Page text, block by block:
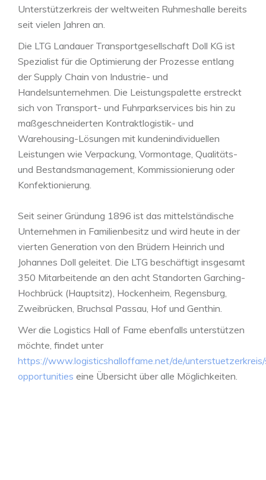
Unterstützerkreis der weltweiten Ruhmeshalle bereits
seit vielen Jahren an.
Die LTG Landauer Transportgesellschaft Doll KG ist
Spezialist für die Optimierung der Prozesse entlang
der Supply Chain von Industrie- und
Handelsunternehmen. Die Leistungspalette erstreckt
sich von Transport- und Fuhrparkservices bis hin zu
maßgeschneiderten Kontraktlogistik- und
Warehousing-Lösungen mit kundenindividuellen
Leistungen wie Verpackung, Vormontage, Qualitäts-
und Bestandsmanagement, Kommissionierung oder
Konfektionierung.
Seit seiner Gründung 1896 ist das mittelständische
Unternehmen in Familienbesitz und wird heute in der
vierten Generation von den Brüdern Heinrich und
Johannes Doll geleitet. Die LTG beschäftigt insgesamt
350 Mitarbeitende an den acht Standorten Garching-
Hochbrück (Hauptsitz), Hockenheim, Regensburg,
Zweibrücken, Bruchsal Passau, Hof und Genthin.
Wer die Logistics Hall of Fame ebenfalls unterstützen
möchte, findet unter
https://www.logisticshalloffame.net/de/
opportunities eine Übersicht über alle Möglichkeiten.